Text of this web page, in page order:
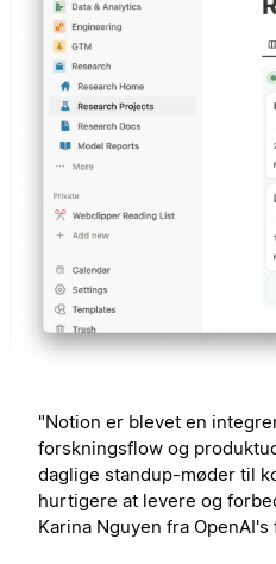
"Notion er blevet en
forskningsflow og
daglige standup-møder til
hurtigere at levere og
Karina Nguyen fra